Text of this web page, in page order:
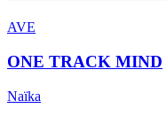
AVE
ONE TRACK MIND
Naïka